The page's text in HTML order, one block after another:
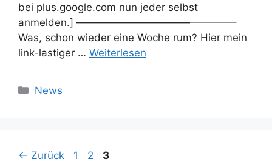
bei plus.google.com nun jeder selbst
anmelden.] ———————————————–
Was, schon wieder eine Woche rum? Hier mein
link-lastiger … Weiterlesen
Kategorien
News
← Zurück Seite
1 Seite
2 Seite
3